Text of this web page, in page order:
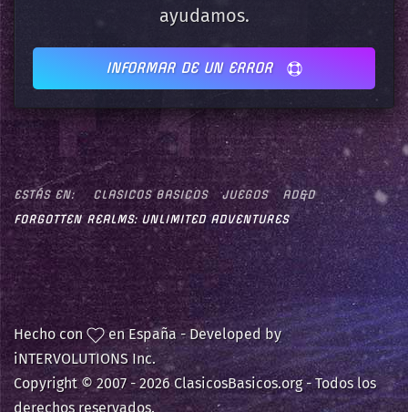
ayudamos.
INFORMAR DE UN ERROR
ESTÁS EN: CLASICOS BASICOS JUEGOS
AD&D
FORGOTTEN REALMS: UNLIMITED ADVENTURES
Hecho con
en España - Developed by
iNTERVOLUTIONS Inc.
Copyright © 2007 -2026 ClasicosBasicos.org - Todos los
derechos reservados.